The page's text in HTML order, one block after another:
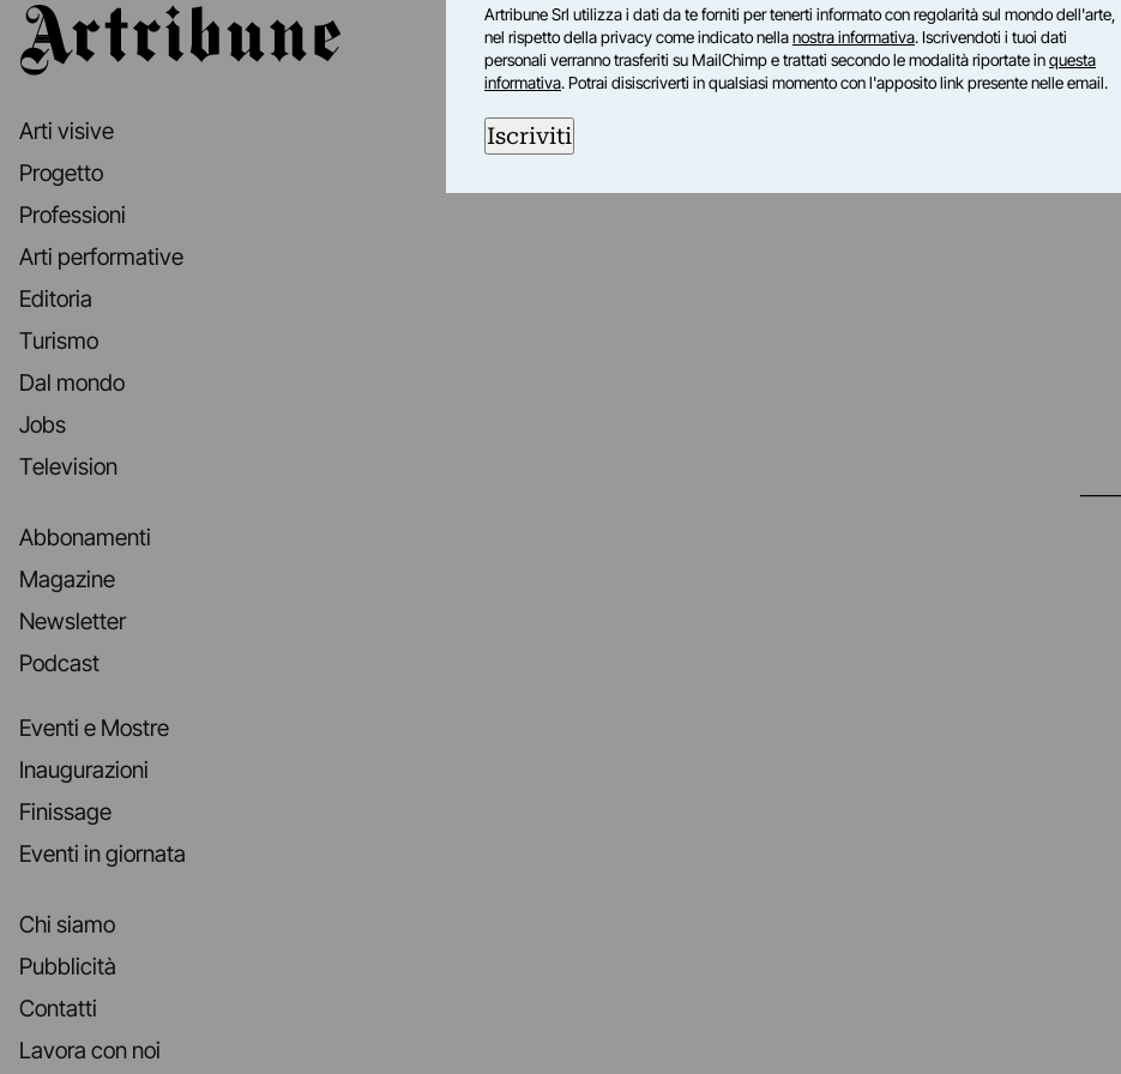
Artribune
Arti visive
Progetto
Professioni
Arti performative
Editoria
Turismo
Dal mondo
Jobs
Television
Abbonamenti
Magazine
Newsletter
Podcast
Eventi e Mostre
Inaugurazioni
Finissage
Eventi in giornata
Chi siamo
Pubblicità
Contatti
Lavora con noi
Artribune Srl utilizza i dati da te forniti per tenerti informato con regolarità sul mondo dell'arte,
nel rispetto della privacy come indicato nellanostra informativa. Iscrivendoti i tuoi dati
personali verranno trasferiti su MailChimp e trattati secondo le modalità riportate inquesta
informativa. Potrai disiscriverti in qualsiasi momento con l'apposito link presente nelle email.
Iscriviti